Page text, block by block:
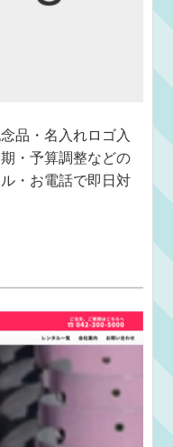
品・名入れロゴ入
・予算調整などの
・お電話で即日対